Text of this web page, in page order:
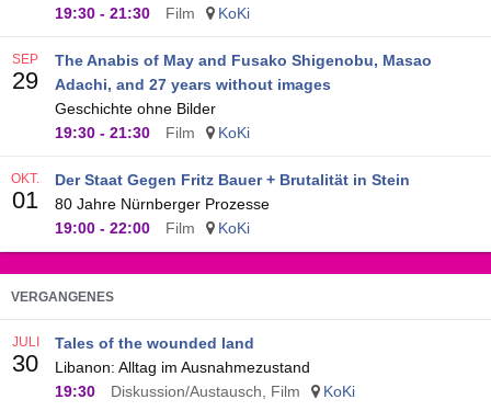
19:30 - 21:30 Film KoKi
The Anabis of May and Fusako Shigenobu, Masao
Adachi, and 27 years without images
Geschichte ohne Bilder
19:30 - 21:30 Film KoKi
SEP
29
Der Staat Gegen Fritz Bauer + Brutalität in Stein
80 Jahre Nürnberger Prozesse
19:00 - 22:00 Film KoKi
OKT.
01
VERGANGENES
Tales of the wounded land
Libanon: Alltag im Ausnahmezustand
19:30
Diskussion/Austausch, Film KoKi
JULI
30